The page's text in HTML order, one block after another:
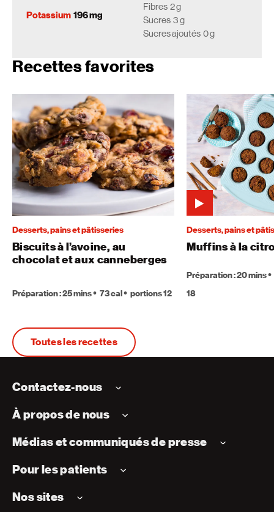
Potassium 196 mg
Fibres 2 g
Sucres 3 g
Sucres ajoutés 0 g
Recettes favorites
Desserts, pains et pâtisseries
Biscuits à l’avoine, au
chocolat et aux canneberges
Préparation : 25 mins 73 cal portions 12
Desserts, pains et
Muffins à la
Préparation : 20 mins
18
Toutes les recettes
Contactez-nous
À propos de nous
Médias et communiqués de presse
Pour les patients
Nos sites